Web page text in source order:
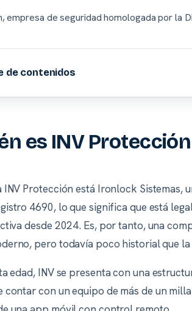
empresa de seguridad homologada por la
de contenidos
es INV Protección
INV Protección está Ironlock Sistemas,
4690, lo que significa que está
desde 2024. Es, por tanto, una
pero todavía poco historial que
edad, INV se presenta con una
contar con un equipo de más de un